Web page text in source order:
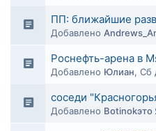
ПП: ближайшие
Добавлено
Роснефть-арена в
Добавлено Юлиан, Сб
соседи
Добавлено Botinokэто